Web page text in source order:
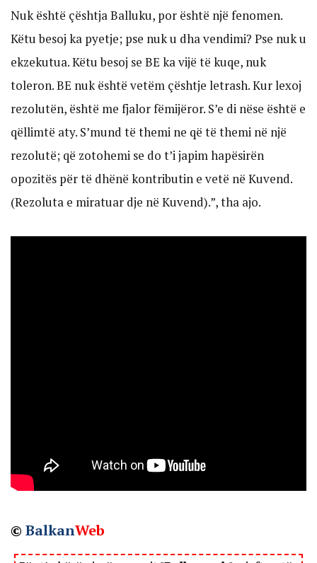
Nuk është çështja Balluku, por është një fenomen.
Këtu besoj ka pyetje; pse nuk u dha vendimi? Pse nuk u
ekzekutua. Këtu besoj se BE ka vijë të kuqe, nuk
toleron. BE nuk është vetëm çështje letrash. Kur lexoj
rezolutën, është me fjalor fëmijëror. S’e di nëse është e
qëllimtë aty. S’mund të themi ne që të themi në një
rezolutë; që zotohemi se do t’i japim hapësirën
opozitës për të dhënë kontributin e vetë në Kuvend.
(Rezoluta e miratuar dje në Kuvend).”, tha ajo.
© BalkanWeb